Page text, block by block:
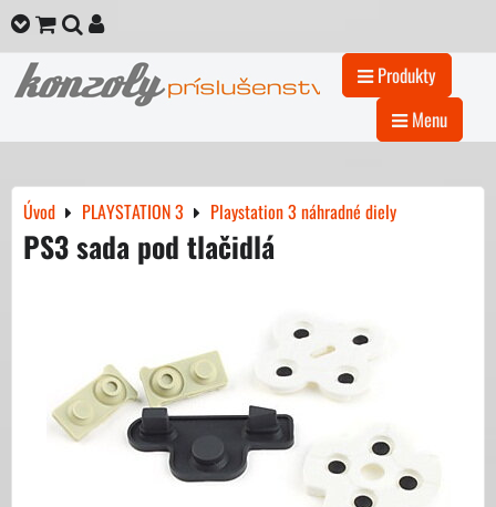
Produkty
Menu
Úvod PLAYSTATION 3 Playstation 3 náhradné diely
PS3 sada pod tlačidlá